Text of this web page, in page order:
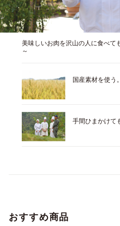
美味しいお肉を沢山の人に食べて
～
国産素材を使う。
手間ひまかけて
おすすめ商品